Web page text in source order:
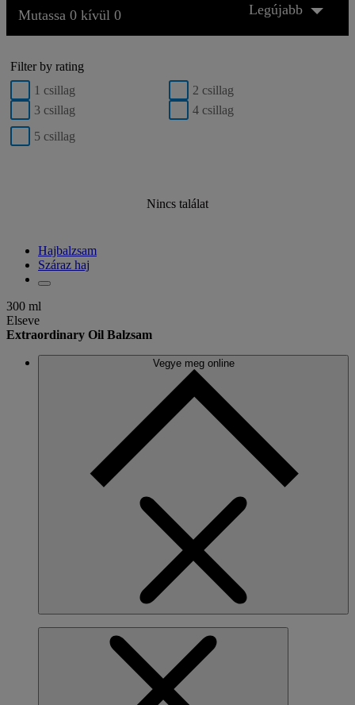
Mutassa 0 kívül 0 Legújabb
Filter by rating
1 csillag
2 csillag
3 csillag
4 csillag
5 csillag
Nincs találat
Hajbalzsam
Száraz haj
300 ml
Elseve
Extraordinary Oil Balzsam
Vegye meg online